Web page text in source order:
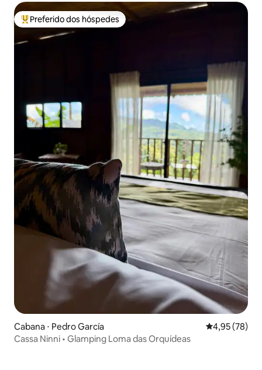
Entre os melhores preferidos dos hóspedes
Preferido dos hóspedes
Cabana ⋅ Pedro García 4,95 de uma
4,95 (78)
Cassa Ninni • Glamping Loma das Orquídeas